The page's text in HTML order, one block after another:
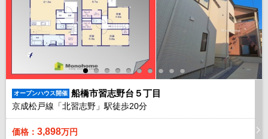
オープンハウス開催 船橋市習志野台５丁目
京成松戸線「北習志野」駅徒歩20分
価格： 3,898万円